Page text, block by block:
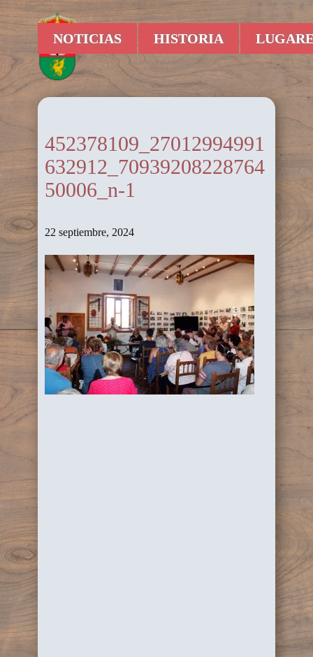
NOTICIAS HISTORIA
452378109_27012994991
632912_70939208228764
50006_n-1
22 septiembre, 2024